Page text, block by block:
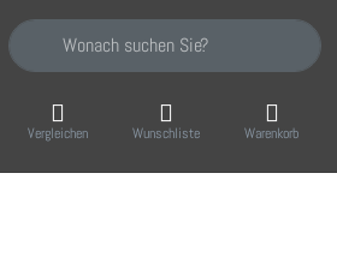
Geben Sie einen Suchbegriff ein. Während
Vergleichen Wunschliste Warenkorb